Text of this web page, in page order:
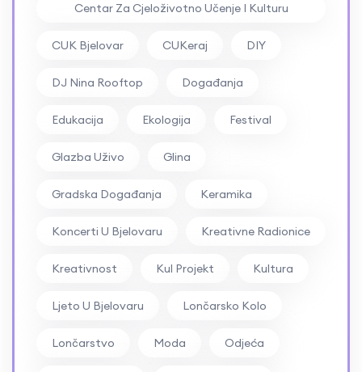
#RockFestival #ZbrdaZdola2026
Centar Za Cjeloživotno Učenje I Kulturu
CUK Bjelovar CUKeraj DIY
DJ Nina Rooftop Događanja
Edukacija Ekologija Festival
Glazba Uživo Glina
Gradska Događanja Keramika
Koncerti U Bjelovaru Kreativne Radionice
Kreativnost Kul Projekt Kultura
Ljeto U Bjelovaru Lončarsko Kolo
Lončarstvo Moda Odjeća